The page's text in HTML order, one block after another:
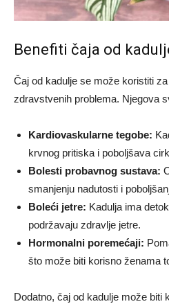
Benefiti čaja od
Čaj od kadulje se može koristiti
zdravstvenih problema. Njegova
Kardiovaskularne tegobe:
krvnog pritiska i poboljšava
Bolesti probavnog sustava:
smanjenju nadutosti i
Boleći jetre: Kadulja ima
podržavaju zdravlje jetre.
Hormonalni poremećaji:
što može biti korisno ženama
Dodatno, čaj od kadulje može biti